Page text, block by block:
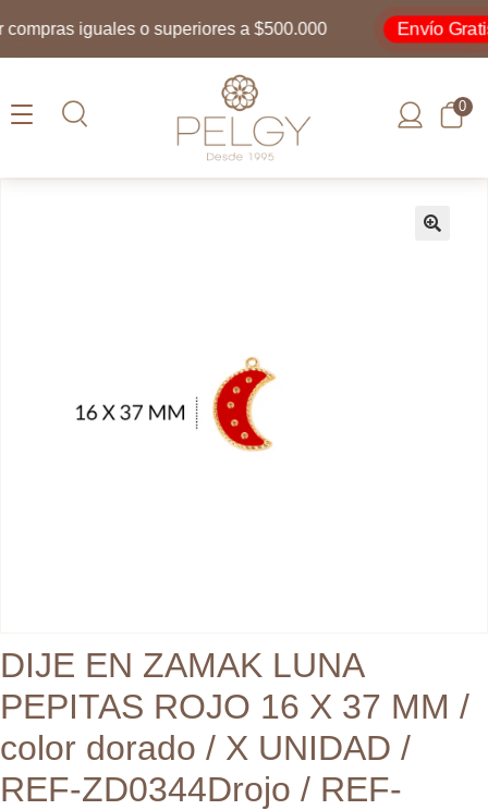
iguales o superiores a $500.000 Envío Gratis
0
DIJE EN ZAMAK LUNA
PEPITAS ROJO 16 X 37 MM /
color dorado / X UNIDAD /
REF-ZD0344Drojo / REF-